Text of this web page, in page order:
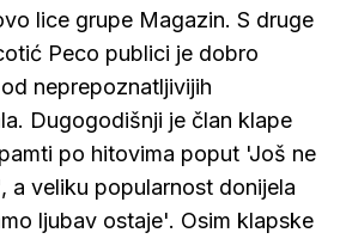
lice grupe Magazin. S druge
Peco publici je dobro
neprepoznatljivijih
Dugogodišnji je član klape
po hitovima poput 'Još ne
a veliku popularnost donijela
ljubav ostaje'. Osim klapske